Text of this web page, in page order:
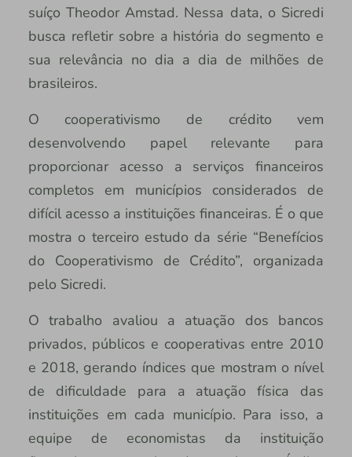
suíço Theodor Amstad. Nessa data, o Sicredi
busca refletir sobre a história do segmento e
sua relevância no dia a dia de milhões de
brasileiros.
O cooperativismo de crédito vem
desenvolvendo papel relevante para
proporcionar acesso a serviços financeiros
completos em municípios considerados de
difícil acesso a instituições financeiras. É o que
mostra o terceiro estudo da série “Benefícios
do Cooperativismo de Crédito”, organizada
pelo Sicredi.
O trabalho avaliou a atuação dos bancos
privados, públicos e cooperativas entre 2010
e 2018, gerando índices que mostram o nível
de dificuldade para a atuação física das
instituições em cada município. Para isso, a
equipe de economistas da instituição